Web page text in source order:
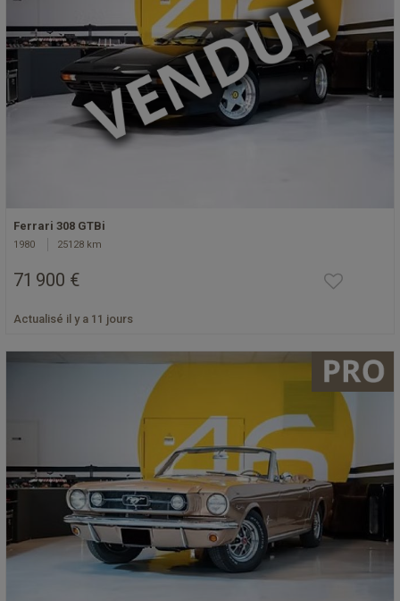
Ferrari 308 GTBi
1980 25128 km
71 900 €
Actualisé il y a 11 jours